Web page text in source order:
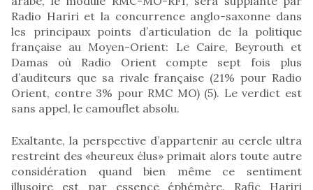
Radio Hariri et la concurrence anglo-saxonne dans
les principaux points d’articulation de la politique
française au Moyen-Orient: Le Caire, Beyrouth et
Damas où Radio Orient compte sept fois plus
d’auditeurs que sa rivale française (21% pour Radio
Orient, contre 3% pour RMC MO) (5). Le verdict est
sans appel, le camouflet absolu.
Exaltante, la perspective d’appartenir au cercle ultra
restreint des «heureux élus» primait alors toute autre
considération quand bien même ce sentiment
illusoire est par essence éphémère. Rafic Hariri